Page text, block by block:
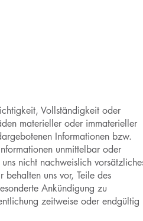
Vollständigkeit oder
materieller oder immaterieller
Informationen bzw.
unmittelbar oder
nicht nachweislich
uns vor, Teile des
Ankündigung zu
zeitweise oder endgültig